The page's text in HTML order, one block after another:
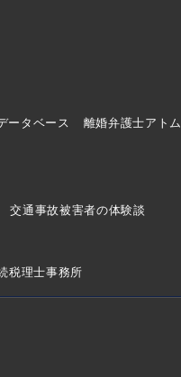
ータベース
離婚弁護士アトム
交通事故被害者の体験談
税理士事務所